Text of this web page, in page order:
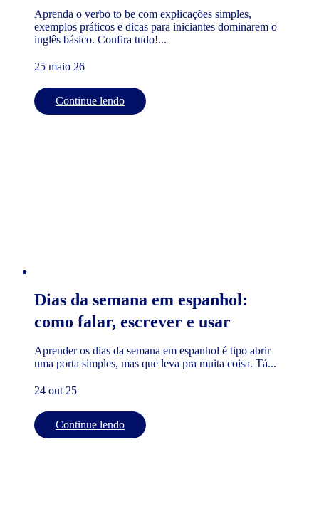
Aprenda o verbo to be com explicações simples,
exemplos práticos e dicas para iniciantes dominarem o
inglês básico. Confira tudo!...
25 maio 26
Continue lendo
Dias da semana em espanhol:
como falar, escrever e usar
Aprender os dias da semana em espanhol é tipo abrir
uma porta simples, mas que leva pra muita coisa. Tá...
24 out 25
Continue lendo